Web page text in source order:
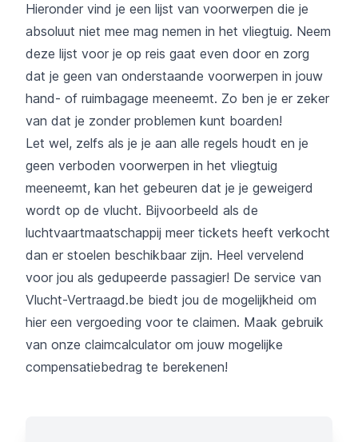
Hieronder vind je een lijst van voorwerpen die je
absoluut niet mee mag nemen in het vliegtuig. Neem
deze lijst voor je op reis gaat even door en zorg
dat je geen van onderstaande voorwerpen in jouw
hand- of ruimbagage meeneemt. Zo ben je er zeker
van dat je zonder problemen kunt boarden!
Let wel, zelfs als je je aan alle regels houdt en je
geen verboden voorwerpen in het vliegtuig
meeneemt, kan het gebeuren dat je je geweigerd
wordt op de vlucht. Bijvoorbeeld als de
luchtvaartmaatschappij meer tickets heeft verkocht
dan er stoelen beschikbaar zijn. Heel vervelend
voor jou als gedupeerde passagier! De service van
Vlucht-Vertraagd.be biedt jou de mogelijkheid om
hier een vergoeding voor te claimen. Maak gebruik
van onze claimcalculator om jouw mogelijke
compensatiebedrag te berekenen!